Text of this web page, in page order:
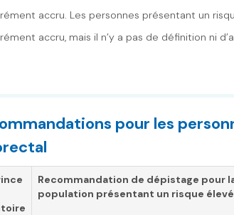
accru. Les personnes présentant un
accru, mais il n’y a pas de définition ni
pour les
Recommandation de dépistage pour
population présentant un risque élevé